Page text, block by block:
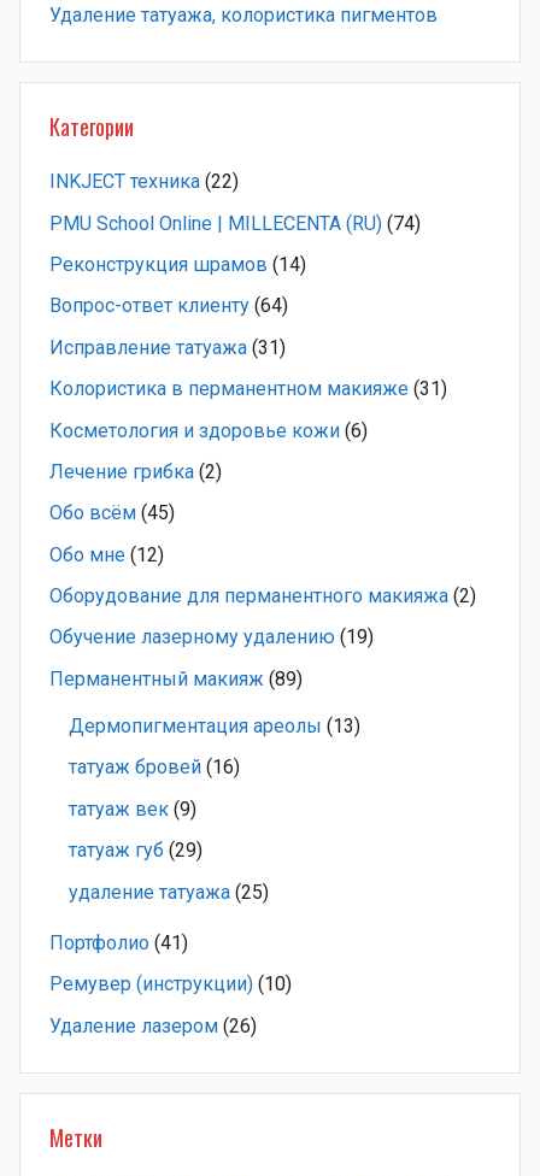
Удаление татуажа, колористика пигментов
Категории
INKJECT техника (22)
PMU School Online | MILLECENTA (RU) (74)
Pеконструкция шрамов (14)
Вопрос-ответ клиенту (64)
Исправление татуажа (31)
Колористика в перманентном макияже (31)
Косметология и здоровье кожи (6)
Лечение грибка (2)
Обо всём (45)
Обо мне (12)
Оборудование для перманентного макияжа (2)
Обучение лазерному удалению (19)
Перманентный макияж (89)
Дермопигментация ареолы (13)
татуаж бровей (16)
татуаж век (9)
татуаж губ (29)
удаление татуажа (25)
Портфолио (41)
Ремувер (инструкции) (10)
Удаление лазером (26)
Метки